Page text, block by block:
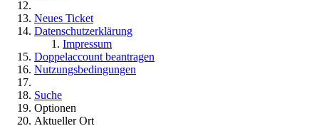
Neues Ticket
Datenschutzerklärung
Impressum
Doppelaccount beantragen
Nutzungsbedingungen
Suche
Optionen
Aktueller Ort